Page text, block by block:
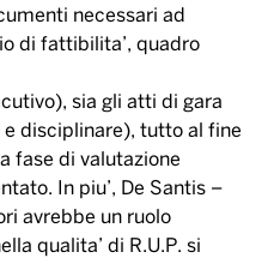
necessari ad
di fattibilita’, quadro
sia gli atti di gara
disciplinare), tutto al fine
fase di valutazione
In piu’, De Santis –
avrebbe un ruolo
qualita’ di R.U.P. si